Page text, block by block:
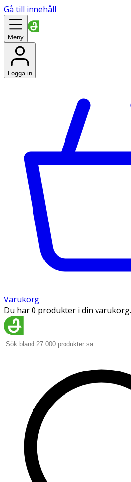
Gå till innehåll
Meny
Logga in
Varukorg
Du har 0 produkter i din varukorg.